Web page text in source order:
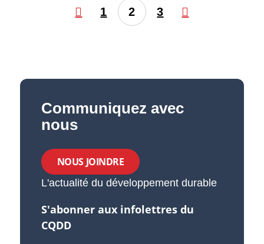
1 2 3
Communiquez avec
nous
NOUS JOINDRE
L'actualité du développement durable
S'abonner aux infolettres du
CQDD